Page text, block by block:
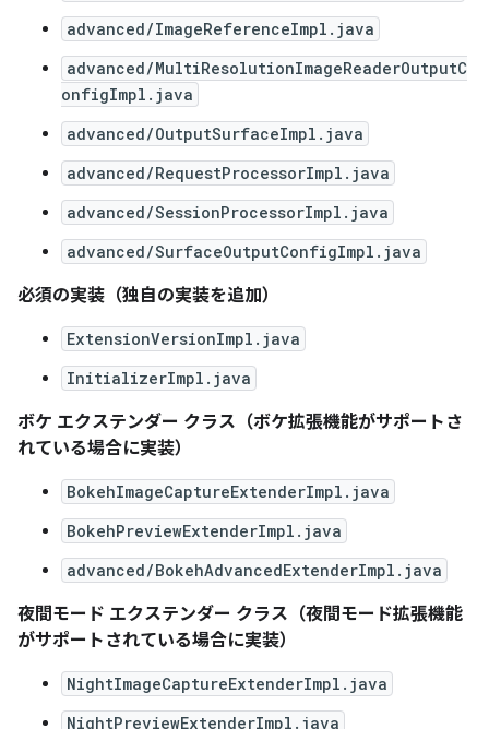
advanced/ImageReferenceImpl.java
advanced/MultiResolutionImageReaderOutputC
onfigImpl.java
advanced/OutputSurfaceImpl.java
advanced/RequestProcessorImpl.java
advanced/SessionProcessorImpl.java
advanced/SurfaceOutputConfigImpl.java
必須の実装（独自の実装を追加）
ExtensionVersionImpl.java
InitializerImpl.java
ボケ エクステンダー クラス（ボケ拡張機能がサポートさ
れている場合に実装）
BokehImageCaptureExtenderImpl.java
BokehPreviewExtenderImpl.java
advanced/BokehAdvancedExtenderImpl.java
夜間モード エクステンダー クラス（夜間モード拡張機能
がサポートされている場合に実装）
NightImageCaptureExtenderImpl.java
NightPreviewExtenderImpl.java